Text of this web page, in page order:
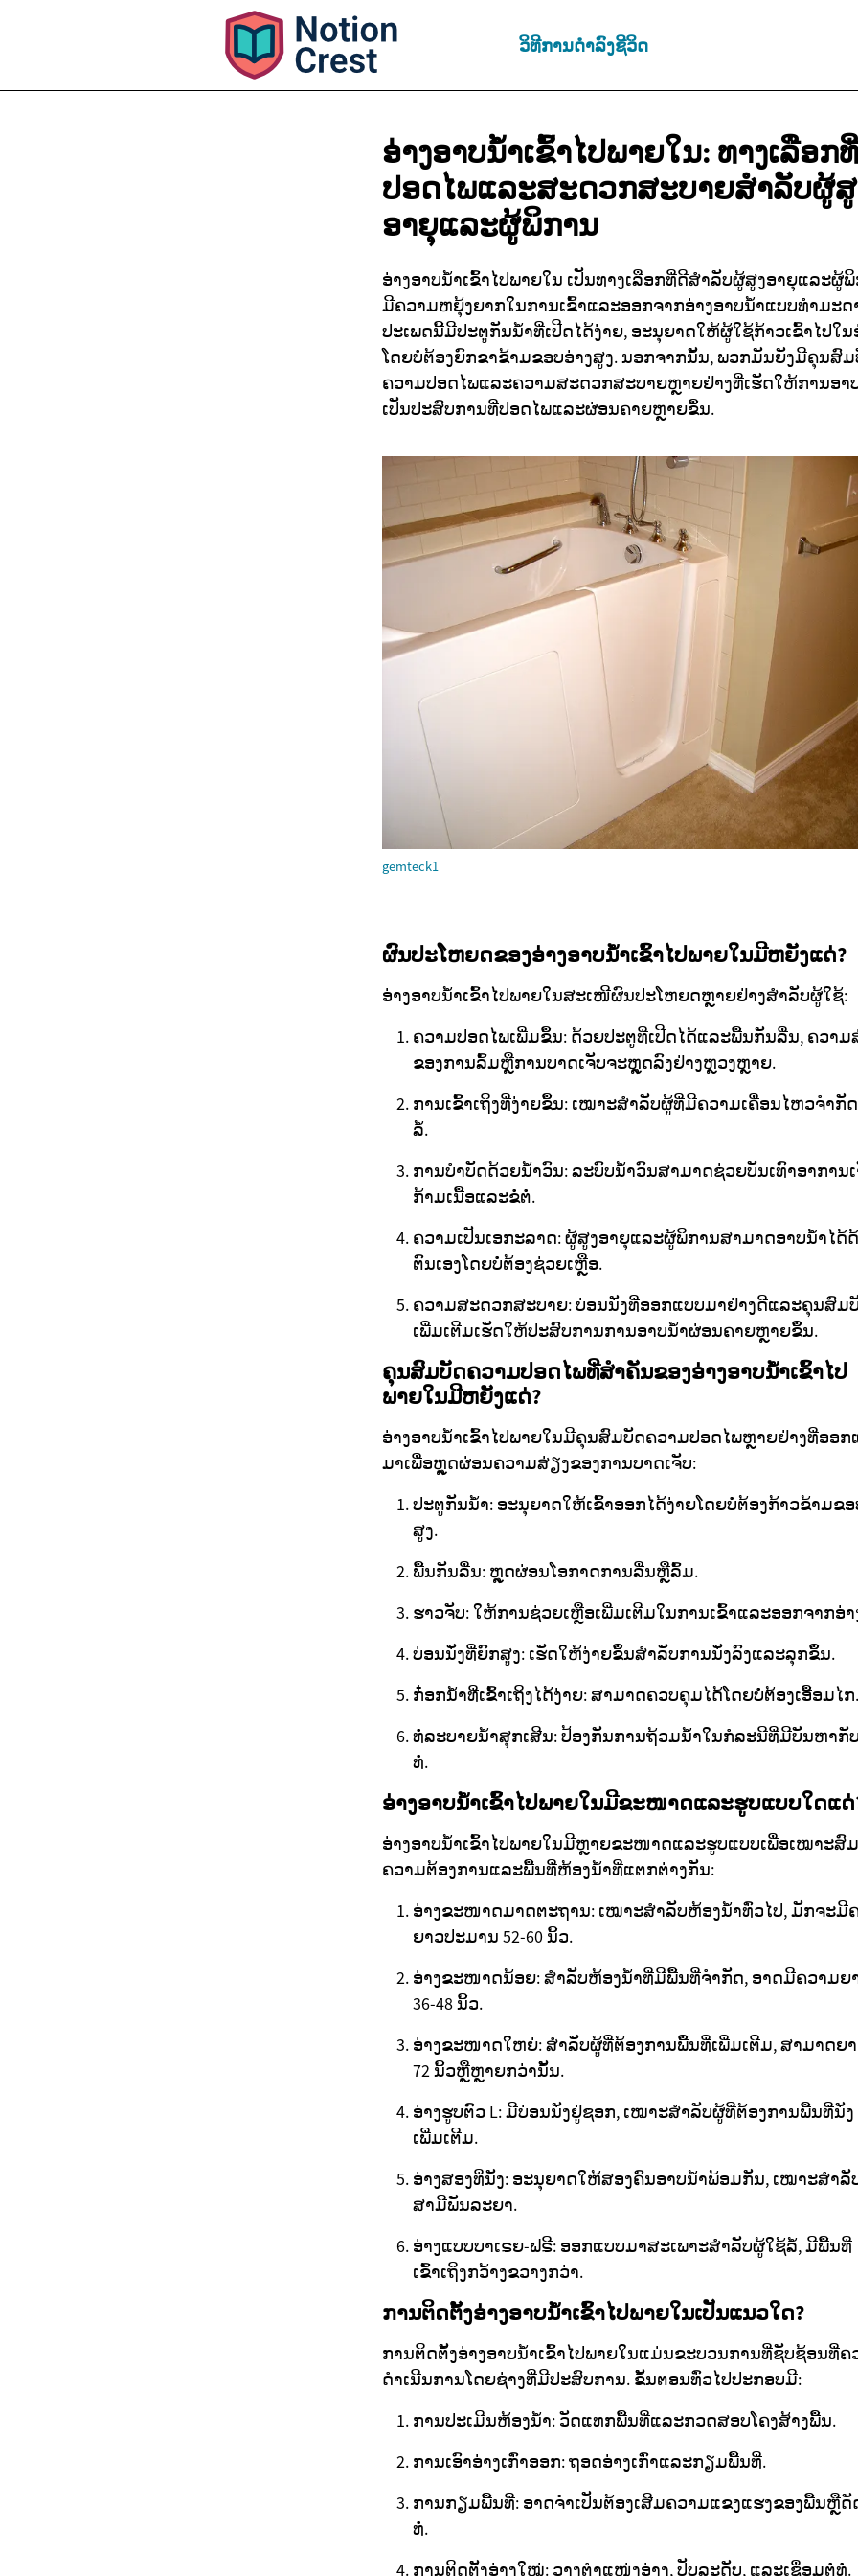
ວິທີການດຳລົງຊີວິດ
ອ່າງອາບນ້ຳເຂົ້າໄປພາຍໃນ: ທາງເລືອກທີ່
ປອດໄພແລະສະດວກສະບາຍສຳລັບຜູ້
ອາຍຸແລະຜູ້ພິການ
ອ່າງອາບນ້ຳເຂົ້າໄປພາຍໃນ ເປັນທາງເລືອກທີ່ດີສຳລັບຜູ້ສູງອາຍຸແລະຜູ້
ມີຄວາມຫຍຸ້ງຍາກໃນການເຂົ້າແລະອອກຈາກອ່າງອາບນ້ຳແບບທຳມະດ
ປະເພດນີ້ມີປະຕູກັນນ້ຳທີ່ເປີດໄດ້ງ່າຍ, ອະນຸຍາດໃຫ້ຜູ້ໃຊ້ກ້າວເຂົ້າໄປໃນ
ໂດຍບໍ່ຕ້ອງຍົກຂາຂ້າມຂອບອ່າງສູງ. ນອກຈາກນັ້ນ, ພວກມັນຍັງມີຄຸນສົ
ຄວາມປອດໄພແລະຄວາມສະດວກສະບາຍຫຼາຍຢ່າງທີ່ເຮັດໃຫ້ການອາ
ເປັນປະສົບການທີ່ປອດໄພແລະຜ່ອນຄາຍຫຼາຍຂຶ້ນ.
gemteck1
ຜົນປະໂຫຍດຂອງອ່າງອາບນ້ຳເຂົ້າໄປພາຍໃນມີຫຍັງແດ່?
ອ່າງອາບນ້ຳເຂົ້າໄປພາຍໃນສະເໜີຜົນປະໂຫຍດຫຼາຍຢ່າງສຳລັບຜູ້ໃຊ້:
ຄວາມປອດໄພເພີ່ມຂຶ້ນ: ດ້ວຍປະຕູທີ່ເປີດໄດ້ແລະພື້ນກັນລື່ນ, ຄວາມ
ຂອງການລົ້ມຫຼືການບາດເຈັບຈະຫຼຸດລົງຢ່າງຫຼວງຫຼາຍ.
ການເຂົ້າເຖິງທີ່ງ່າຍຂຶ້ນ: ເໝາະສຳລັບຜູ້ທີ່ມີຄວາມເຄື່ອນໄຫວຈຳກັ
ລໍ້.
ການບຳບັດດ້ວຍນ້ຳວົນ: ລະບົບນ້ຳວົນສາມາດຊ່ວຍບັນເທົາອາການ
ກ້າມເນື້ອແລະຂໍ່ຕໍ່.
ຄວາມເປັນເອກະລາດ: ຜູ້ສູງອາຍຸແລະຜູ້ພິການສາມາດອາບນ້ຳໄດ້
ຕົນເອງໂດຍບໍ່ຕ້ອງຊ່ວຍເຫຼືອ.
ຄວາມສະດວກສະບາຍ: ບ່ອນນັ່ງທີ່ອອກແບບມາຢ່າງດີແລະຄຸນສົມ
ເພີ່ມເຕີມເຮັດໃຫ້ປະສົບການການອາບນ້ຳຜ່ອນຄາຍຫຼາຍຂຶ້ນ.
ຄຸນສົມບັດຄວາມປອດໄພທີ່ສຳຄັນຂອງອ່າງອາບນ້ຳເຂົ້າໄປ
ພາຍໃນມີຫຍັງແດ່?
ອ່າງອາບນ້ຳເຂົ້າໄປພາຍໃນມີຄຸນສົມບັດຄວາມປອດໄພຫຼາຍຢ່າງທີ່ອອກ
ມາເພື່ອຫຼຸດຜ່ອນຄວາມສ່ຽງຂອງການບາດເຈັບ:
ປະຕູກັນນ້ຳ: ອະນຸຍາດໃຫ້ເຂົ້າອອກໄດ້ງ່າຍໂດຍບໍ່ຕ້ອງກ້າວຂ້າມຂອ
ສູງ.
ພື້ນກັນລື່ນ: ຫຼຸດຜ່ອນໂອກາດການລື່ນຫຼືລົ້ມ.
ຮາວຈັບ: ໃຫ້ການຊ່ວຍເຫຼືອເພີ່ມເຕີມໃນການເຂົ້າແລະອອກຈາກອ່າ
ບ່ອນນັ່ງທີ່ຍົກສູງ: ເຮັດໃຫ້ງ່າຍຂຶ້ນສຳລັບການນັ່ງລົງແລະລຸກຂຶ້ນ.
ກ໋ອກນ້ຳທີ່ເຂົ້າເຖິງໄດ້ງ່າຍ: ສາມາດຄວບຄຸມໄດ້ໂດຍບໍ່ຕ້ອງເອື້ອມໄກ.
ທໍ່ລະບາຍນ້ຳສຸກເສີນ: ປ້ອງກັນການຖ້ວມນ້ຳໃນກໍລະນີທີ່ມີບັນຫາກັ
ທໍ່.
ອ່າງອາບນ້ຳເຂົ້າໄປພາຍໃນມີຂະໜາດແລະຮູບແບບໃດແດ່
ອ່າງອາບນ້ຳເຂົ້າໄປພາຍໃນມີຫຼາຍຂະໜາດແລະຮູບແບບເພື່ອເໝາະສົ
ຄວາມຕ້ອງການແລະພື້ນທີ່ຫ້ອງນ້ຳທີ່ແຕກຕ່າງກັນ:
ອ່າງຂະໜາດມາດຕະຖານ: ເໝາະສຳລັບຫ້ອງນ້ຳທົ່ວໄປ, ມັກຈະມີ
ຍາວປະມານ 52-60 ນິ້ວ.
ອ່າງຂະໜາດນ້ອຍ: ສຳລັບຫ້ອງນ້ຳທີ່ມີພື້ນທີ່ຈຳກັດ, ອາດມີຄວາມຍ
36-48 ນິ້ວ.
ອ່າງຂະໜາດໃຫຍ່: ສຳລັບຜູ້ທີ່ຕ້ອງການພື້ນທີ່ເພີ່ມເຕີມ, ສາມາດຍາ
72 ນິ້ວຫຼືຫຼາຍກວ່ານັ້ນ.
ອ່າງຮູບຕົວ L: ມີບ່ອນນັ່ງຢູ່ຊອກ, ເໝາະສຳລັບຜູ້ທີ່ຕ້ອງການພື້ນທີ່ນັ່ງ
ເພີ່ມເຕີມ.
ອ່າງສອງທີ່ນັ່ງ: ອະນຸຍາດໃຫ້ສອງຄົນອາບນ້ຳພ້ອມກັນ, ເໝາະສຳລັ
ສາມີພັນລະຍາ.
ອ່າງແບບບາເຣຍ-ຟຣີ: ອອກແບບມາສະເພາະສຳລັບຜູ້ໃຊ້ລໍ້, ມີພື້ນທີ່
ເຂົ້າເຖິງກວ້າງຂວາງກວ່າ.
ການຕິດຕັ້ງອ່າງອາບນ້ຳເຂົ້າໄປພາຍໃນເປັນແນວໃດ?
ການຕິດຕັ້ງອ່າງອາບນ້ຳເຂົ້າໄປພາຍໃນແມ່ນຂະບວນການທີ່ຊັບຊ້ອນທີ່ຄ
ດຳເນີນການໂດຍຊ່າງທີ່ມີປະສົບການ. ຂັ້ນຕອນທົ່ວໄປປະກອບມີ:
ການປະເມີນຫ້ອງນ້ຳ: ວັດແທກພື້ນທີ່ແລະກວດສອບໂຄງສ້າງພື້ນ.
ການເອົາອ່າງເກົ່າອອກ: ຖອດອ່າງເກົ່າແລະກຽມພື້ນທີ່.
ການກຽມພື້ນທີ່: ອາດຈຳເປັນຕ້ອງເສີມຄວາມແຂງແຮງຂອງພື້ນຫຼືດັ
ທໍ່.
ການຕິດຕັ້ງອ່າງໃໝ່: ວາງຕຳແໜ່ງອ່າງ, ປັບລະດັບ, ແລະເຊື່ອມຕໍ່ທໍ່.